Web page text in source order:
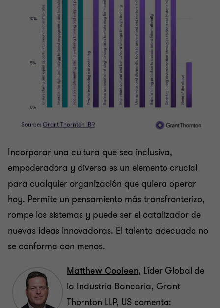
Incorporar una cultura que sea inclusiva,
empoderadora y diversa es un elemento crucial
para cualquier organización que quiera operar
hoy. Permite un pensamiento más transfronterizo,
rompe los sistemas y puede ser el catalizador de
nuevas ideas innovadoras. El talento adecuado no
se conforma con menos.
Matthew Cooleen, Líder Global de
la Industria Bancaria, Grant
Thornton LLP, US comenta: